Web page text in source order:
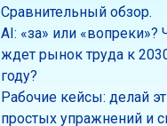
Cравнительный обзор.
AI: «за» или «вопреки»?
ждет рынок труда к
году?
Рабочие кейсы: делай
простых упражнений и